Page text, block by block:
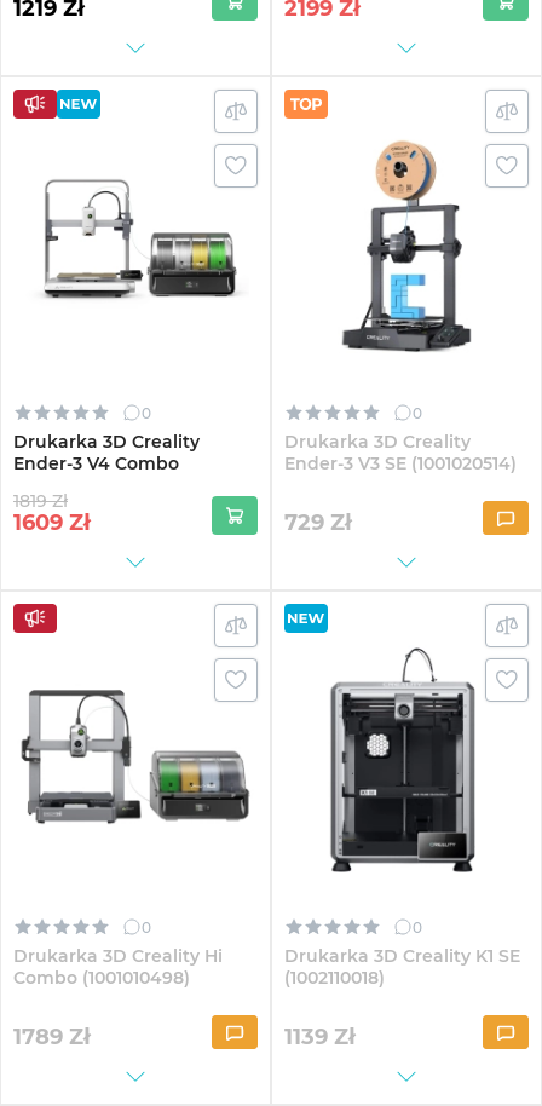
1219 Zł 2199 Zł
0
Drukarka 3D Creality
Ender-3 V4 Combo
1819 Zł
1609 Zł
0
Drukarka 3D Creality
Ender-3 V3 SE (1001020514)
729 Zł
0
Drukarka 3D Creality Hi
Combo (1001010498)
1789 Zł
0
Drukarka 3D Creality K1 SE
(1002110018)
1139 Zł